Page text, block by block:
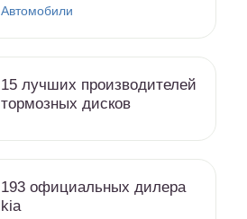
Автомобили
15 лучших производителей
тормозных дисков
193 официальных дилера
kia